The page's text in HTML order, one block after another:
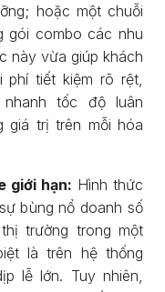
hoặc một chuỗi
gói combo các nhu
này vừa giúp khách
tiết kiệm rõ rệt,
tốc độ luân
giá trị trên mỗi hóa
giới hạn: Hình thức
bùng nổ doanh số
trường trong một
là trên hệ thống
lễ lớn. Tuy nhiên,